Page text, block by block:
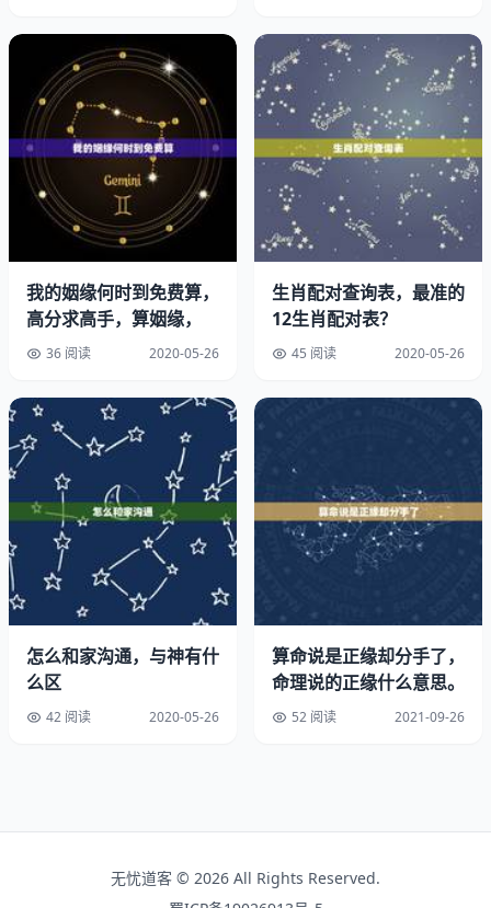
这样预测，世界上还有不幸福的人吗？1996年属什么。
1993年和1996年鼠男相配吗？鼠和鸡相配婚姻如何。
原创只为你，贫老眼花，起卦不易，望施主采纳93年男跟
96年女配吗。
请问1993年属鸡的男和1996年属鼠的女相配吗？
施主的采纳，是贫道的动力！属鼠的和什么属相最配。
93年鸡跟96年鼠合不合：1993年的鸡和1996年的鼠合不合
八字合婚并非定数，俗话说：“十年同船渡，百年共枕眠”，
每个人都应相互珍惜累世修来的缘份，爱人之间应相互理
解、尊重，多鼓励、少讥讽，多看优点、包容缺点。合婚指
数及分析
※提示：指在50分以上，双方可以交往；60分以上，双方
喜配良缘的机会大；80分以上者，如能婚配真是天生一
对。如果指数不高，请不要失望和轻易放弃，因为双方的努
力可以改变一切。祝愿天下有情人终成眷属！
益作用力。双方喜用神互相生助，有共同点，容易相处。双
方八字交会后，五行平衡性为79％。双方八字交会后，平
衡性为92％。男女 命日元搭配不，相处不容易。男女命生
女年，卯戌男月女时。女命对照男命：天干有丙辛女日男年
合。地支有丑未女月男年相冲，丑未女月男时相冲。
我的姻缘何时到免费算，
高分求高手，算姻缘，
36 阅读 2020-05-26
生肖配对查询表，最准的
12生肖配对表？
45 阅读 2020-05-26
怎么和家沟通，与神有什
么区
42 阅读 2020-05-26
算命说是正缘却分手了，
命理说的正缘什么意思。
52 阅读 2021-09-26
无忧道客 © 2026 All Rights Reserved.